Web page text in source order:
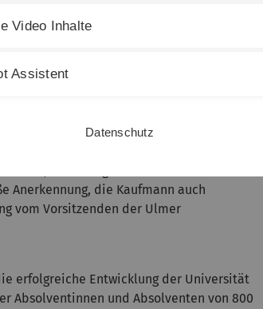
werde er auch im Ruhestand
und gemeinsame Zeit mit seiner Familie,
und Konzerten verbringen
Universität Ulm und seinen
und Politik begleiteten die
der Hochschulrektorenkonferenz,
Forschung und Kunst Baden-
Anerkennung, die Kaufmann auch
vom Vorsitzenden der Ulmer
erfolgreiche Entwicklung der Universität
Absolventinnen und Absolventen von 800
Video Inhalte
Assistent
Datenschutz